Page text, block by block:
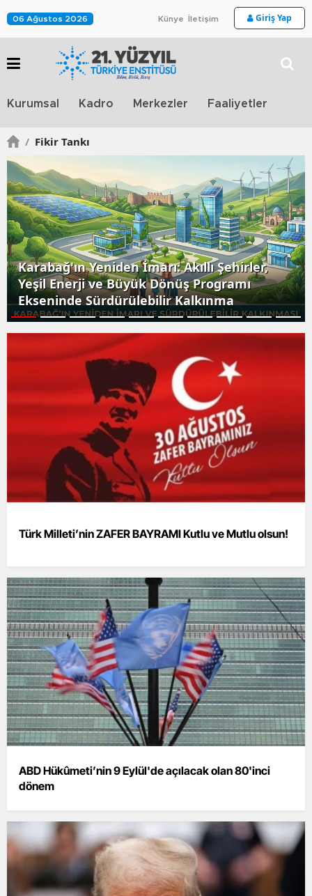
06 Ağustos 2026 Künye İletişim Giriş Yap
Kurumsal Kadro Merkezler Faaliyetler
/ Fikir Tankı
Karabağ'ın Yeniden İmarı: Akıllı Şehirler,
Yeşil Enerji ve Büyük Dönüş Programı
Ekseninde Sürdürülebilir Kalkınma
Türk Milleti’nin ZAFER BAYRAMI Kutlu ve Mutlu olsun!
ABD Hükûmeti’nin 9 Eylül'de açılacak olan 80'inci
dönem